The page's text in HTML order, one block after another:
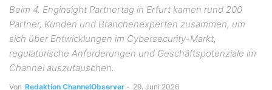
Beim 4. Enginsight Partnertag in Erfurt kamen rund 200
Partner, Kunden und Branchenexperten zusammen, um
sich über Entwicklungen im Cybersecurity-Markt,
regulatorische Anforderungen und Geschäftspotenziale im
Channel auszutauschen.
Von Redaktion ChannelObserver - 29. Juni 2026